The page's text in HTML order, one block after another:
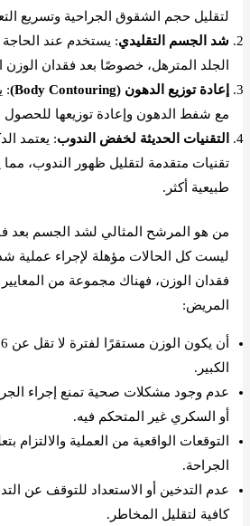
لتقليل حجم الشقوق الجراحية وتسريع
شد الجسم التقليدي: يستخدم عند الحاجة
الجلد المترهل، خصوصًا بعد فقدان الوزن
إعادة توزيع الدهون (Body Contouring)
:
مع شفط الدهون وإعادة توزيعها للحصول
التقنيات الحديثة لخفض الندوب: يعتمد
تقنيات متقدمة لتقليل ظهور الندوب، مما
طبيعية أكثر.
من هو المرشح المثالي لشد الجسم بعد
ليست كل الحالات مؤهلة لإجراء عملية
فقدان الوزن، فهناك مجموعة من
المريض:
الكبير.
عدم وجود مشكلات صحية تمنع إجراء
أو السكري غير المتحكم فيه.
التوقعات الواقعية من العملية والالتزام
الجراحة.
عدم التدخين أو الاستعداد للتوقف عن
كافية لتقليل المخاطر.